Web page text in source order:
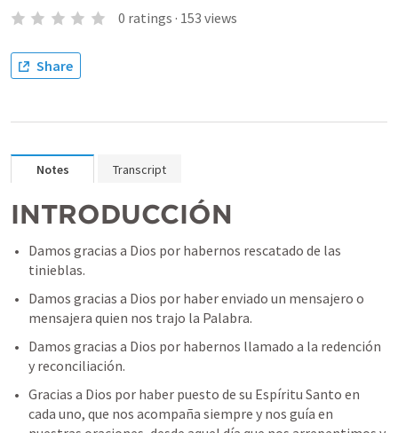
0 ratings · 153 views
Share
Notes Transcript
INTRODUCCIÓN
Damos gracias a Dios por habernos rescatado de las
tinieblas.
Damos gracias a Dios por haber enviado un mensajero o
mensajera quien nos trajo la Palabra.
Damos gracias a Dios por habernos llamado a la redención
y reconciliación.
Gracias a Dios por haber puesto de su Espíritu Santo en
cada uno, que nos acompaña siempre y nos guía en